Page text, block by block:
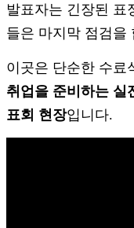
발표자는 긴장된 표
들은 마지막 점검을
이곳은 단순한 수료
취업을 준비하는 실
표회 현장입니다.